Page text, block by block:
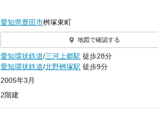
愛知県豊田市桝塚東町
地図で確認する
愛知環状鉄道/三河上郷駅 徒歩28分
愛知環状鉄道/北野桝塚駅 徒歩9分
2005年3月
2階建